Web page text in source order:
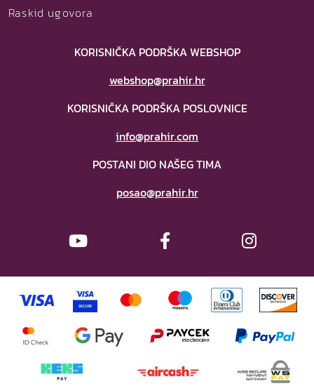
Raskid ugovora
KORISNIČKA PODRŠKA WEBSHOP
webshop@prahir.hr
KORISNIČKA PODRŠKA POSLOVNICE
info@prahir.com
POSTANI DIO NAŠEG TIMA
posao@prahir.hr